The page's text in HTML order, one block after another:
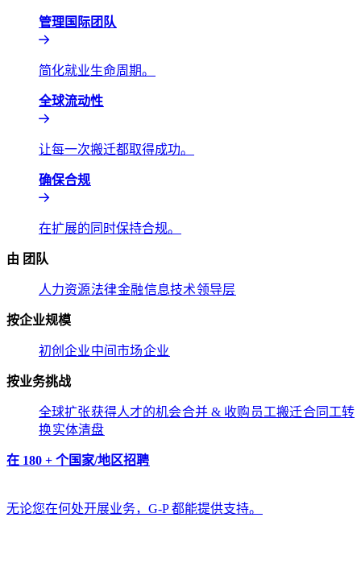
管理国际团队​​
简化就业生命周期。​​
全球流动性​​
让每一次搬迁都取得成功。​​
确保合规​​
在扩展的同时保持合规。​​
由 团队​​
人力资源​​法律​​金融​​信息技术​​领导层​​
按企业规模​​
初创企业​​中间市场​​企业​​
按业务挑战​​
全球扩张​​获得人才的机会​​合并 & 收购​​ 员工搬迁​​合同工转
换​​实体清盘​​
在 180 + 个国家/地区招聘​​
无论您在何处开展业务，G-P 都能提供支持。​​